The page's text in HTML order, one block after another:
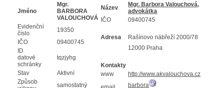
Jméno
Mgr.
BARBORA
VALOUCHOVÁ
Evidenční
číslo
19350
IČO
09400745
ID
datové
schránky
tqzjyhg
Stav
Aktivní
Způsob
samostatný
Název
Mgr. Barbora Valouchová,
advokátka
IČO
09400745
Adresa
Rašínovo nábřeží 2000/78
12000 Praha
Kontakty
www
http://www.akvalouchova.cz
barbora